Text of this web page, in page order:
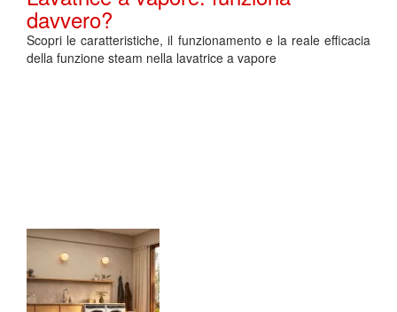
davvero?
Scopri le caratteristiche, il funzionamento e la reale efficacia
della funzione steam nella lavatrice a vapore